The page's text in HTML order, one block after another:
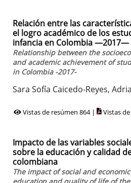
Relación entre las
el logro académico de los
infancia en Colombia —2017—
Relationship between the
and academic achievement of
in Colombia -2017-
Sara Sofía Caicedo-Reyes,
Vistas de resúmen 864 | Vistas
Impacto de las variables
sobre la educación y calidad
colombiana
The impact of social and
education and quality of life of